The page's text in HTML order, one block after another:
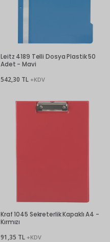
Leitz 4189 Telli Dosya Plastik 50
Adet - Mavi
542,30 TL +KDV
Kraf 1045 Sekreterlik Kapaklı A4 -
Kırmızı
91,35 TL +KDV